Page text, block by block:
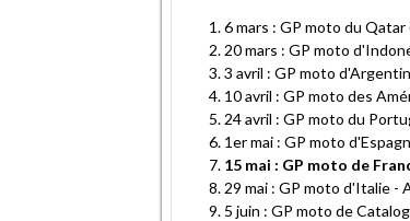
6 mars : GP moto du
20 mars : GP moto
3 avril : GP moto
10 avril : GP moto des
24 avril : GP moto du
1er mai : GP moto
15 mai : GP moto de
29 mai : GP moto d'Italie -
5 juin : GP moto de